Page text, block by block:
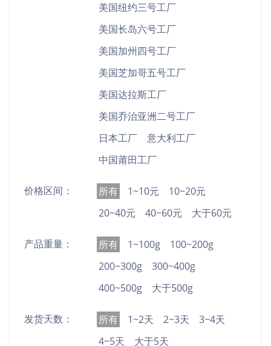
美国纽约三号工厂
美国长岛六号工厂
美国加州四号工厂
美国芝加哥五号工厂
美国达拉斯工厂
美国乔治亚洲二号工厂
日本工厂
意大利工厂
中国莆田工厂
价格区间： 所有 1~10元
10~20元
20~40元
40~60元 大于60元
产品重量： 所有 1~100g
100~200g
200~300g
300~400g
400~500g
大于500g
发货天数： 所有 1~2天 2~3天
3~4天
4~5天
大于5天